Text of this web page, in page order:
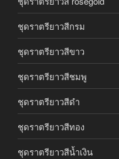
ชุดราตรียาวสีกรม
ชุดราตรียาวสีขาว
ชุดราตรียาวสีชมพู
ชุดราตรียาวสีดำ
ชุดราตรียาวสีทอง
ชุดราตรียาวสีน้ำเงิน